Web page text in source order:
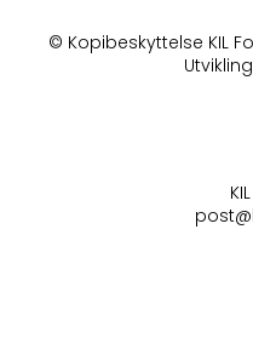
© Kopibeskyttelse KIL